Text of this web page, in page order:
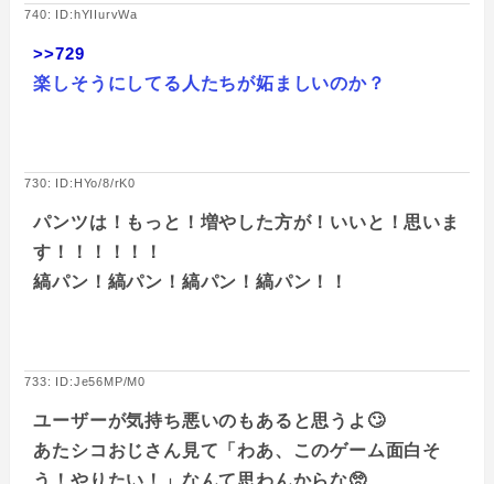
740: ID:hYIIurvWa
>>729
楽しそうにしてる人たちが妬ましいのか？
730: ID:HYo/8/rK0
パンツは！もっと！増やした方が！いいと！思いま
す！！！！！！
縞パン！縞パン！縞パン！縞パン！！
733: ID:Je56MP/M0
ユーザーが気持ち悪いのもあると思うよ🙄
あたシコおじさん見て「わあ、このゲーム面白そ
う！やりたい！」なんて思わんからな🥺